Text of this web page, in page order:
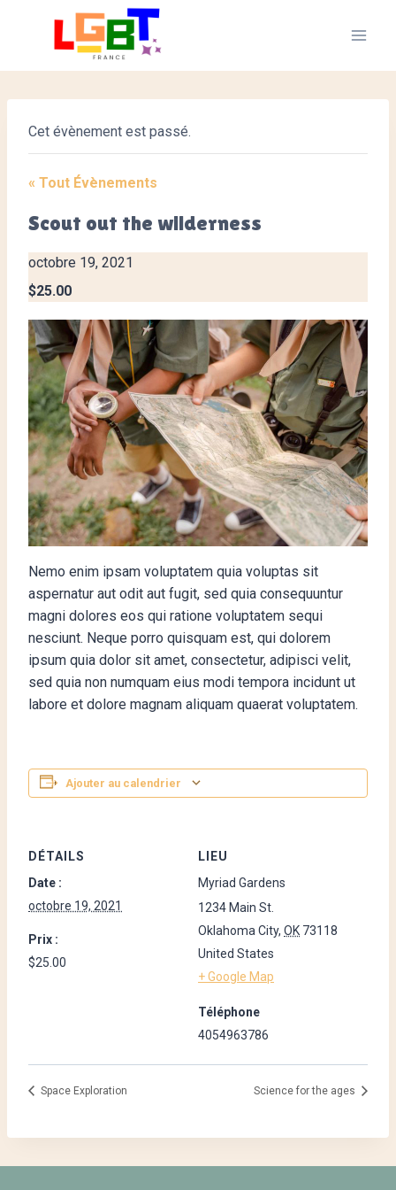
Cet évènement est passé.
« Tout Évènements
Scout out the wilderness
octobre 19, 2021
$25.00
Nemo enim ipsam voluptatem quia voluptas sit
aspernatur aut odit aut fugit, sed quia consequuntur
magni dolores eos qui ratione voluptatem sequi
nesciunt. Neque porro quisquam est, qui dolorem
ipsum quia dolor sit amet, consectetur, adipisci velit,
sed quia non numquam eius modi tempora incidunt ut
labore et dolore magnam aliquam quaerat voluptatem.
Ajouter au calendrier
DÉTAILS
Date :
octobre 19, 2021
Prix :
$25.00
LIEU
Myriad Gardens
1234 Main St.
Oklahoma City, OK 73118
United States
+ Google Map
Téléphone
4054963786
Space Exploration Science for the ages